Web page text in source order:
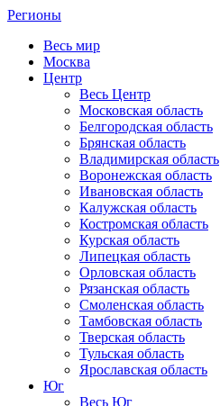
Регионы
Весь мир
Москва
Центр
Весь Центр
Московская область
Белгородская область
Брянская область
Владимирская область
Воронежская область
Ивановская область
Калужская область
Костромская область
Курская область
Липецкая область
Орловская область
Рязанская область
Смоленская область
Тамбовская область
Тверская область
Тульская область
Ярославская область
Юг
Весь Юг